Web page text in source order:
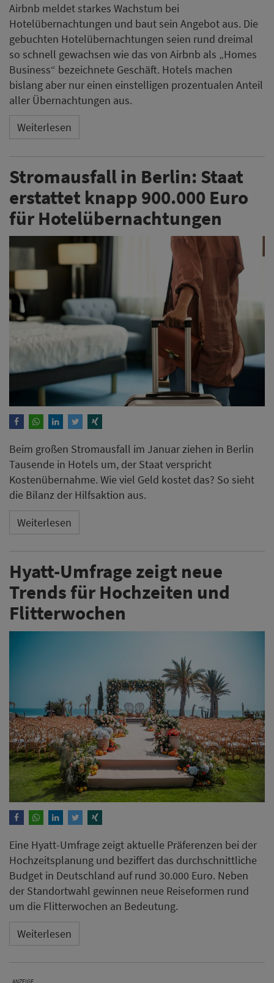
Airbnb meldet starkes Wachstum bei
Hotelübernachtungen und baut sein Angebot aus. Die
gebuchten Hotelübernachtungen seien rund dreimal
so schnell gewachsen wie das von Airbnb als „Homes
Business“ bezeichnete Geschäft. Hotels machen
bislang aber nur einen einstelligen prozentualen Anteil
aller Übernachtungen aus.
Weiterlesen
Stromausfall in Berlin: Staat
erstattet knapp 900.000 Euro
für Hotelübernachtungen
Beim großen Stromausfall im Januar ziehen in Berlin
Tausende in Hotels um, der Staat verspricht
Kostenübernahme. Wie viel Geld kostet das? So sieht
die Bilanz der Hilfsaktion aus.
Weiterlesen
Hyatt-Umfrage zeigt neue
Trends für Hochzeiten und
Flitterwochen
Eine Hyatt-Umfrage zeigt aktuelle Präferenzen bei der
Hochzeitsplanung und beziffert das durchschnittliche
Budget in Deutschland auf rund 30.000 Euro. Neben
der Standortwahl gewinnen neue Reiseformen rund
um die Flitterwochen an Bedeutung.
Weiterlesen